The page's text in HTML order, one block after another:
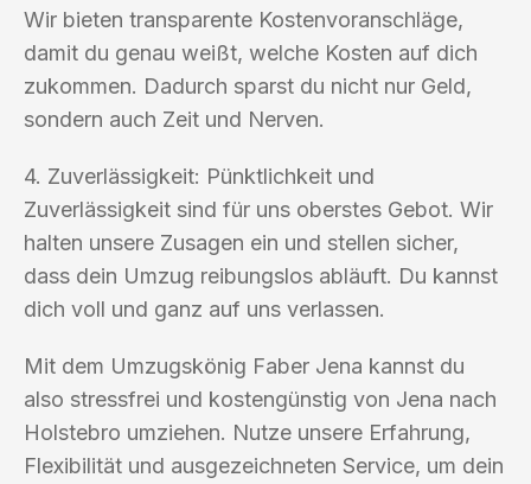
Wir bieten transparente Kostenvoranschläge,
damit du genau weißt, welche Kosten auf dich
zukommen. Dadurch sparst du nicht nur Geld,
sondern auch Zeit und Nerven.
4. Zuverlässigkeit: Pünktlichkeit und
Zuverlässigkeit sind für uns oberstes Gebot. Wir
halten unsere Zusagen ein und stellen sicher,
dass dein Umzug reibungslos abläuft. Du kannst
dich voll und ganz auf uns verlassen.
Mit dem Umzugskönig Faber Jena kannst du
also stressfrei und kostengünstig von Jena nach
Holstebro umziehen. Nutze unsere Erfahrung,
Flexibilität und ausgezeichneten Service, um dein